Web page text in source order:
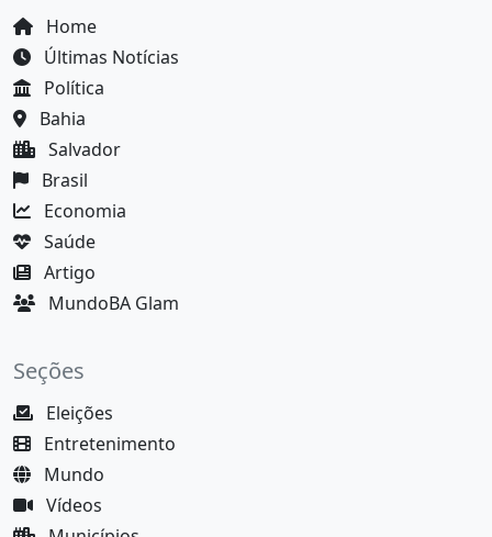
Home
Últimas Notícias
Política
Bahia
Salvador
Brasil
Economia
Saúde
Artigo
MundoBA Glam
Seções
Eleições
Entretenimento
Mundo
Vídeos